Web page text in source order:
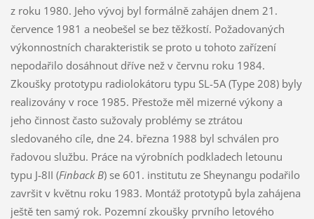
z roku 1980. Jeho vývoj byl formálně zahájen dnem 21.
července 1981 a neobešel se bez těžkostí. Požadovaných
výkonnostních charakteristik se proto u tohoto zařízení
nepodařilo dosáhnout dříve než v červnu roku 1984.
Zkoušky prototypu radiolokátoru typu SL-5A (Type 208) byly
realizovány v roce 1985. Přestože měl mizerné výkony a
jeho činnost často sužovaly problémy se ztrátou
sledovaného cíle, dne 24. března 1988 byl schválen pro
řadovou službu. Práce na výrobních podkladech letounu
typu J-8II (Finback B) se 601. institutu ze Sheynangu podařilo
završit v květnu roku 1983. Montáž prototypů byla zahájena
ještě ten samý rok. Pozemní zkoušky prvního letového